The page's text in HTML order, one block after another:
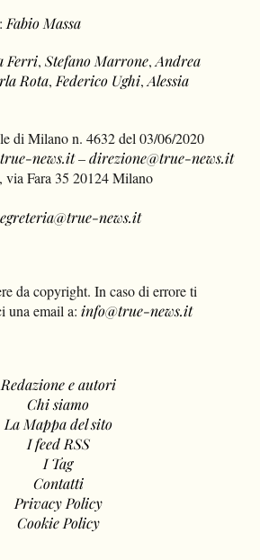
Fabio Massa
Ferri,Stefano Marrone,Andrea
Rota, Federico Ughi,Alessia
di Milano n. 4632 del 03/06/2020
news.it–direzione@true-news.it
via Fara 35 20124 Milano
news.it
da copyright. In caso di errore ti
una email a: info@true-news.it
Redazione e autori
Chi siamo
La Mappa del sito
I feed RSS
I Tag
Contatti
Privacy Policy
Cookie Policy